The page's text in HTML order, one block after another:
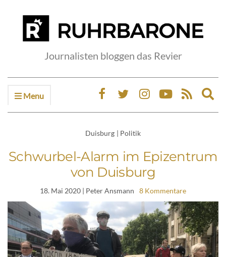
Journalisten bloggen das Revier
Menu
Duisburg | Politik
Schwurbel-Alarm im Epizentrum
von Duisburg
18. Mai 2020 | Peter Ansmann 8 Kommentare